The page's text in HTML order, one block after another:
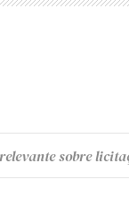
sobre